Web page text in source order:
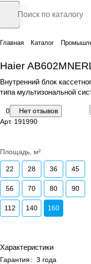
Главная Каталог
Haier
Внутренний блок
типа мультизональной
0
Нет отзывов
Арт. 191990
Площадь, м²
22 28 36 45
56 70 80 90
112 140 160
Характеристики
Гарантия : 3 года